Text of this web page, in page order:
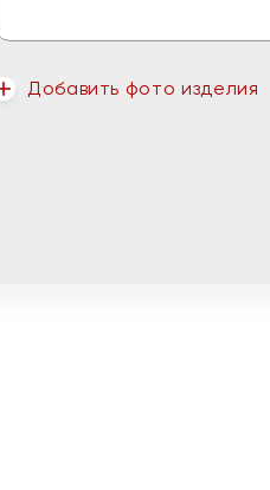
Добавить фото изделия